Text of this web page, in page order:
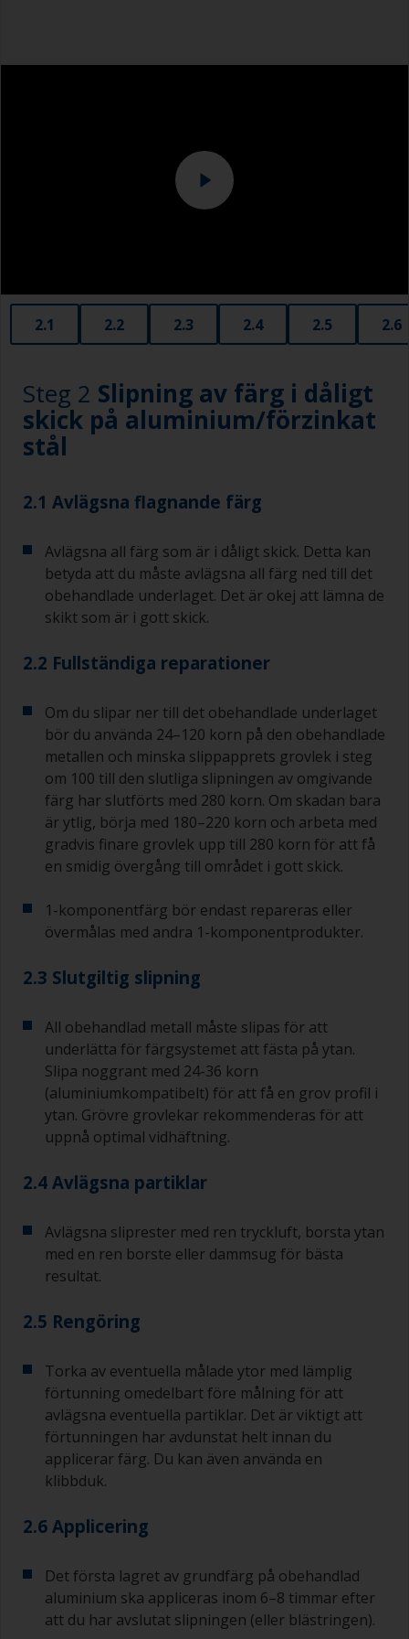
Overall
2.1 2.2 2.3 2.4 2.5 2.6
Steg 2 Slipning av färg i dåligt
skick på aluminium/förzinkat
stål
2.1 Avlägsna flagnande färg
Avlägsna all färg som är i dåligt skick. Detta kan
betyda att du måste avlägsna all färg ned till det
obehandlade underlaget. Det är okej att lämna de
skikt som är i gott skick.
2.2 Fullständiga reparationer
Om du slipar ner till det obehandlade underlaget
bör du använda 24–120 korn på den obehandlade
metallen och minska slippapprets grovlek i steg
om 100 till den slutliga slipningen av omgivande
färg har slutförts med 280 korn. Om skadan bara
är ytlig, börja med 180–220 korn och arbeta med
gradvis finare grovlek upp till 280 korn för att få
en smidig övergång till området i gott skick.
1-komponentfärg bör endast repareras eller
övermålas med andra 1-komponentprodukter.
2.3 Slutgiltig slipning
All obehandlad metall måste slipas för att
underlätta för färgsystemet att fästa på ytan.
Slipa noggrant med 24-36 korn
(aluminiumkompatibelt) för att få en grov profil i
ytan. Grövre grovlekar rekommenderas för att
uppnå optimal vidhäftning.
2.4 Avlägsna partiklar
Avlägsna sliprester med ren tryckluft, borsta ytan
med en ren borste eller dammsug för bästa
resultat.
2.5 Rengöring
Torka av eventuella målade ytor med lämplig
förtunning omedelbart före målning för att
avlägsna eventuella partiklar. Det är viktigt att
förtunningen har avdunstat helt innan du
applicerar färg. Du kan även använda en
klibbduk.
2.6 Applicering
Det första lagret av grundfärg på obehandlad
aluminium ska appliceras inom 6–8 timmar efter
att du har avslutat slipningen (eller blästringen).